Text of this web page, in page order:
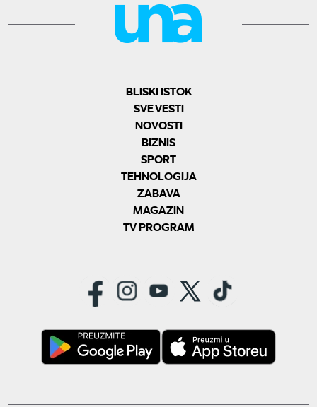
BLISKI ISTOK
SVE VESTI
NOVOSTI
BIZNIS
SPORT
TEHNOLOGIJA
ZABAVA
MAGAZIN
TV PROGRAM